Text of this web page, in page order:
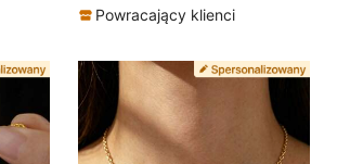
Powracający klienci